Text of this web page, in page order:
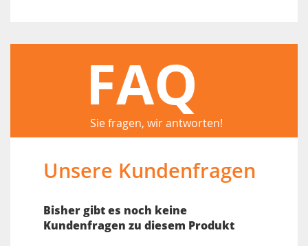
FAQ
Sie fragen, wir antworten!
Unsere Kundenfragen
Bisher gibt es noch keine
Kundenfragen zu diesem Produkt